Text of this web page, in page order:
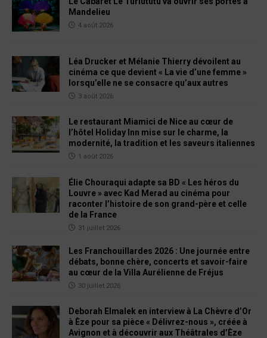
Mandelieu
4 août 2026
Léa Drucker et Mélanie Thierry dévoilent au
cinéma ce que devient « La vie d’une femme »
lorsqu’elle ne se consacre qu’aux autres
3 août 2026
Le restaurant Miamici de Nice au cœur de
l’hôtel Holiday Inn mise sur le charme, la
modernité, la tradition et les saveurs italiennes
1 août 2026
Élie Chouraqui adapte sa BD « Les héros du
Louvre » avec Kad Merad au cinéma pour
raconter l’histoire de son grand-père et celle
de la France
31 juillet 2026
Les Franchouillardes 2026 : Une journée entre
débats, bonne chère, concerts et savoir-faire
au cœur de la Villa Aurélienne de Fréjus
30 juillet 2026
Deborah Elmalek en interview à La Chèvre d’Or
à Èze pour sa pièce « Délivrez-nous », créée à
Avignon et à découvrir aux Théâtrales d’Èze